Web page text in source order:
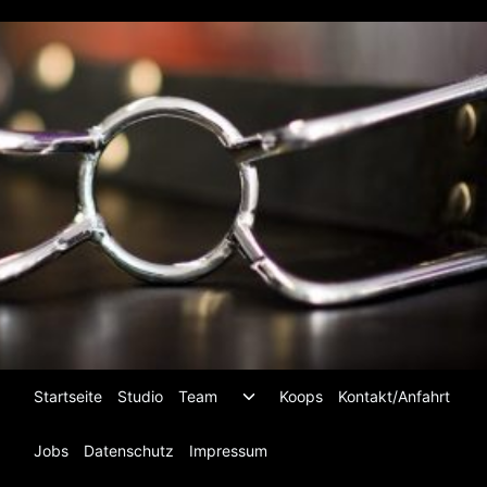
Inhalt
springen
Startseite Studio Team
Untermenü
umschalten
Koops Kontakt/Anfahrt
Jobs Datenschutz Impressum